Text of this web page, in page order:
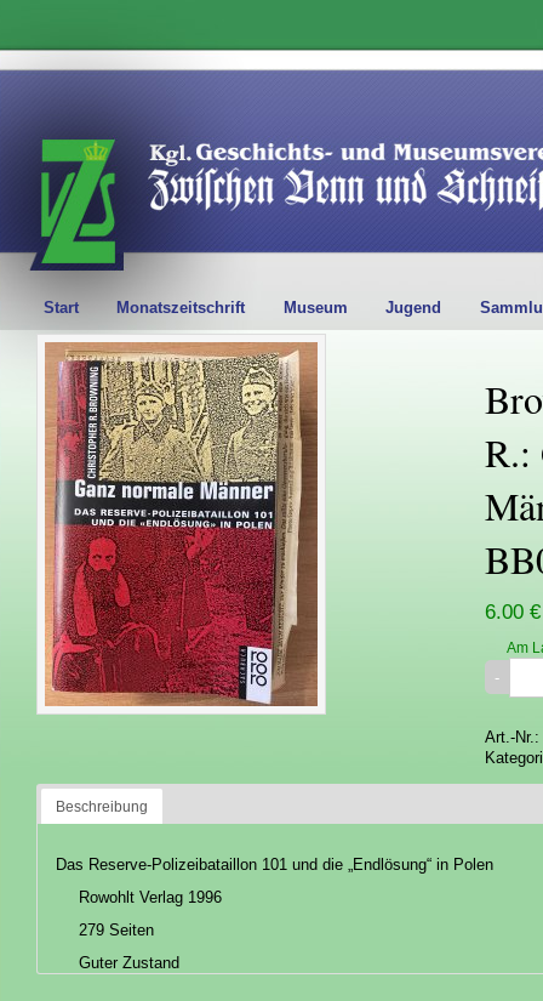
Start Monatszeitschrift Museum Jugend
R.:
6.00 €
Am
Art.-Nr.:
Beschreibung
Das Reserve-Polizeibataillon 101 und die „Endlösung“ in Polen
Rowohlt Verlag 1996
279 Seiten
Guter Zustand